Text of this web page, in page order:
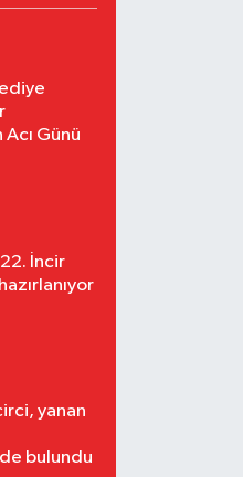
Acı Günü
İncir
yanan
bulundu